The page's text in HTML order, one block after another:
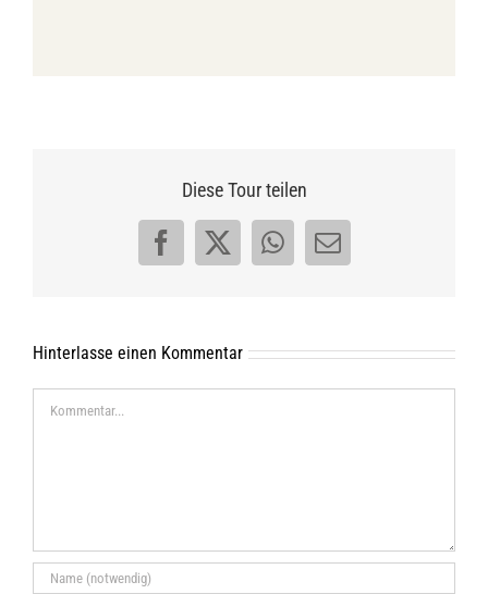
Diese Tour teilen
Facebook
X WhatsApp
E-
Hinterlasse einen Kommentar
Kommentar